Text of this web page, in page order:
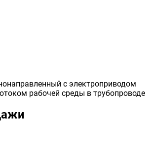
с электроприводом
рабочей среды в трубопроводе